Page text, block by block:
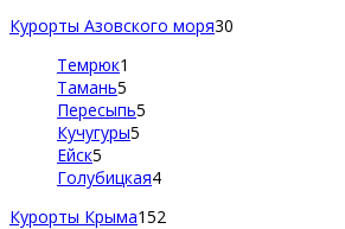
Курорты Азовского моря30
Темрюк1
Тамань5
Пересыпь5
Кучугуры5
Ейск5
Голубицкая4
Курорты Крыма152